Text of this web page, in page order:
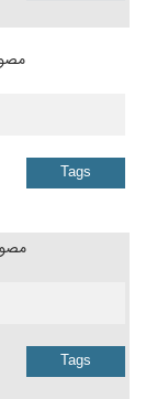
Tags
Tags